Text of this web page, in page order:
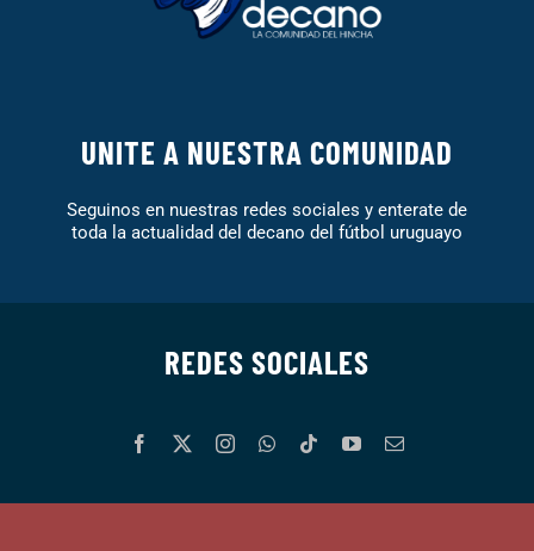
UNITE A NUESTRA COMUNIDAD
Seguinos en nuestras redes sociales y enterate de
toda la actualidad del decano del fútbol uruguayo
REDES SOCIALES